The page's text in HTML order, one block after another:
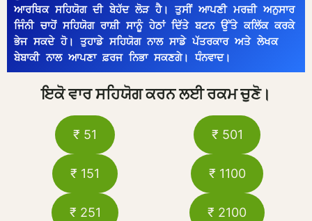
ਆਰਥਿਕ ਸਹਿਯੋਗ ਦੀ ਬੇਹੱਦ ਲੋੜ ਹੈ। ਤੁਸੀਂ ਆਪਣੀ ਮਰਜ਼ੀ ਅਨੁਸਾਰ
ਜਿੰਨੀ ਚਾਹੋਂ ਸਹਿਯੋਗ ਰਾਸ਼ੀ ਸਾਨੂੰ ਹੇਠਾਂ ਦਿੱਤੇ ਬਟਨ ਉੱਤੇ ਕਲਿੱਕ ਕਰਕੇ
ਭੇਜ ਸਕਦੇ ਹੋ। ਤੁਹਾਡੇ ਸਹਿਯੋਗ ਨਾਲ ਸਾਡੇ ਪੱਤਰਕਾਰ ਅਤੇ ਲੇਖਕ
ਬੇਬਾਕੀ ਨਾਲ ਆਪਣਾ ਫ਼ਰਜ ਨਿਭਾ ਸਕਣਗੇ। ਧੰਨਵਾਦ।
ਇਕੋ ਵਾਰ ਸਹਿਯੋਗ ਕਰਨ ਲਈ ਰਕਮ ਚੁਣੋ।
₹ 51
₹ 151
₹ 251
₹ 501
₹ 1100
₹ 2100